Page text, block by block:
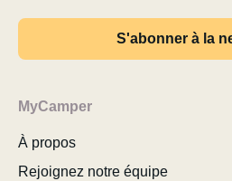
S'abonner à la
MyCamper
À propos
Rejoignez notre équipe